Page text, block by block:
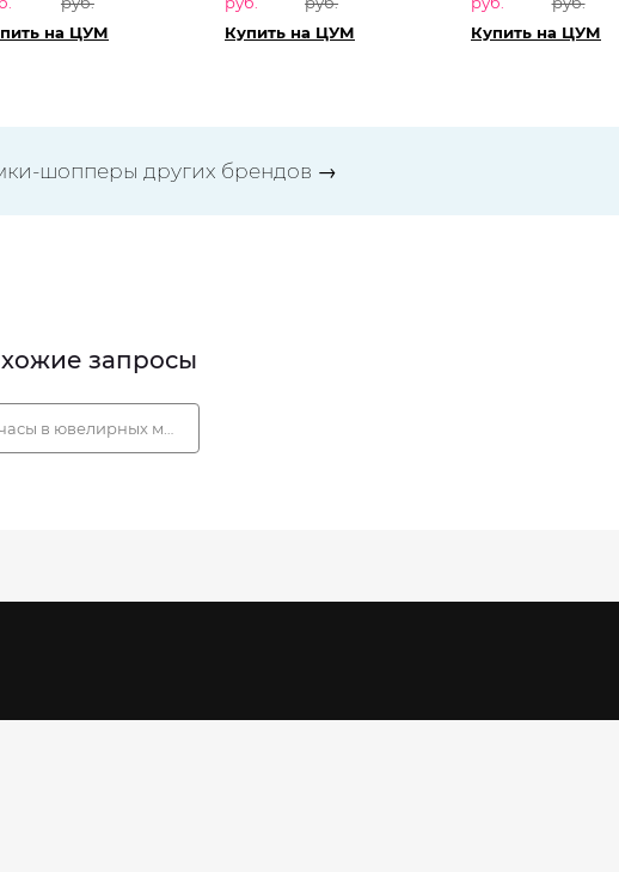
на ЦУМ Купить на ЦУМ Купить на ЦУМ
шопперы других брендов →
запросы
в ювелирных магазинах